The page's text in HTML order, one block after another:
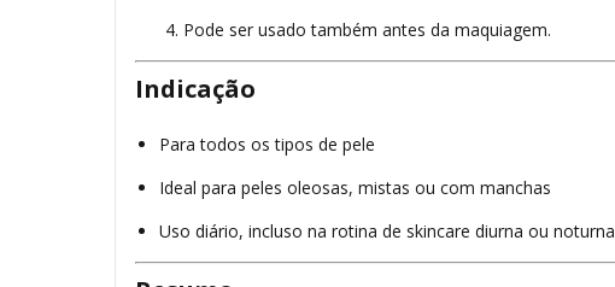
Pode ser usado também antes da maquiagem.
Indicação
Para todos os tipos de pele
Ideal para peles oleosas, mistas ou com manchas
Uso diário, incluso na rotina de skincare diurna ou noturna